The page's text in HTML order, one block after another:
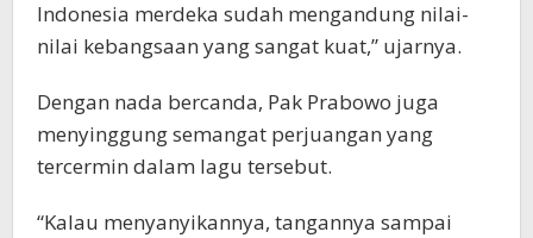
Indonesia merdeka sudah mengandung nilai-
nilai kebangsaan yang sangat kuat,” ujarnya.
Dengan nada bercanda, Pak Prabowo juga
menyinggung semangat perjuangan yang
tercermin dalam lagu tersebut.
“Kalau menyanyikannya, tangannya sampai